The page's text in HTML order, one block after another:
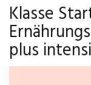
Klasse
plus